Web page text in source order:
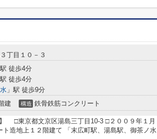
３丁目１０－３
駅 徒歩4分
駅 徒歩4分
」駅 徒歩9分
建 構造 鉄骨鉄筋コンクリート
□東京都文京区湯島三丁目10-3 □２００９年１月
造地上１２階建て 「末広町駅、湯島駅、御茶ノ水